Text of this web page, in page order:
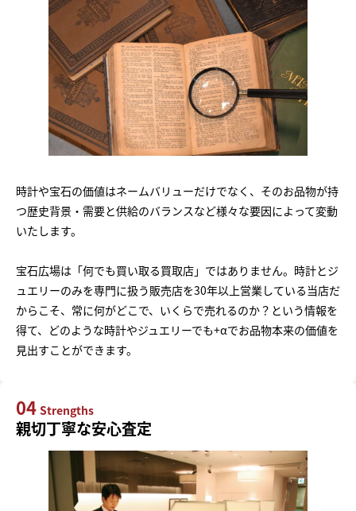
時計や宝石の価値はネームバリューだけでなく、そのお品物が持
つ歴史背景・需要と供給のバランスなど様々な要因によって変動
いたします。
宝石広場は「何でも買い取る買取店」ではありません。時計とジ
ュエリーのみを専門に扱う販売店を30年以上営業している当店だ
からこそ、常に何がどこで、いくらで売れるのか？という情報を
得て、どのような時計やジュエリーでも+αでお品物本来の価値を
見出すことができます。
04 Strengths
親切丁寧な安心査定